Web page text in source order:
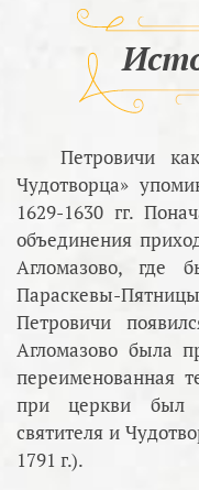
Петровичи
Чудотворца»
1629-1630 гг.
объединения
Агломазово,
Параскевы-
Петровичи
Агломазово была
переименованная
при церкви был
святителя и
1791 г.).